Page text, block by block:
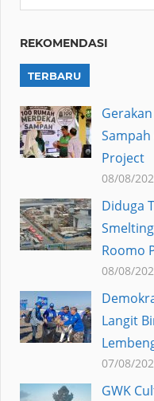
REKOMENDASI
TERBARU
Sampah
Project
08/08/
Diduga
Roomo
08/08/
Langit
07/08/
GWK